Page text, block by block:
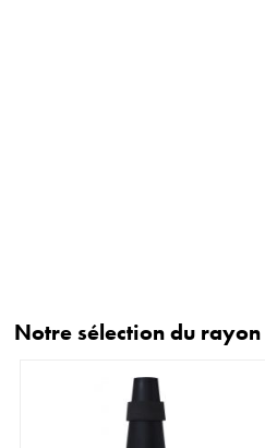
Notre sélection du rayon